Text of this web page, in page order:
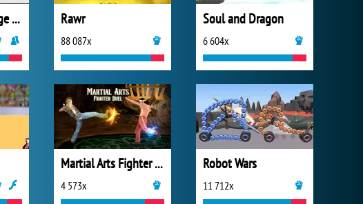
Dragon Fist 3 - Age of the Warrior Rawr
88 087x
Soul and Dragon
6 604x
Martial Arts Fighter Duel
4 573x
Robot Wars
11 712x